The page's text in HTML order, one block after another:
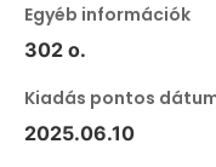
Egyéb információk
302 o.
Kiadás pontos
2025.06.10